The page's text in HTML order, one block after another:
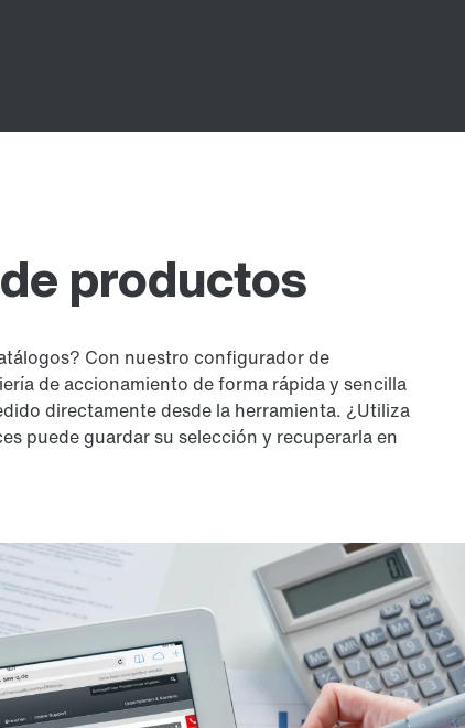
productos
Con nuestro configurador de
de accionamiento de forma rápida y sencilla
directamente desde la herramienta. ¿Utiliza
puede guardar su selección y recuperarla en